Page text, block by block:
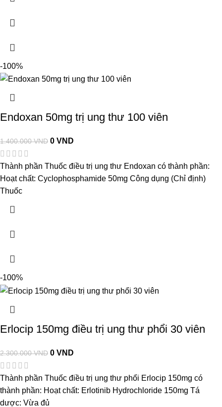
-100%
Endoxan 50mg trị ung thư 100 viên
1.400.000VND 0VND
Thành phần Thuốc điều trị ung thư Endoxan có thành phần:
Hoạt chất: Cyclophosphamide 50mg Công dụng (Chỉ định)
Thuốc
-100%
Erlocip 150mg điều trị ung thư phổi 30 viên
2.300.000VND 0VND
Thành phần Thuốc điều trị ung thư phổi Erlocip 150mg có
thành phần: Hoạt chất: Erlotinib Hydrochloride 150mg Tá
dược: Vừa đủ